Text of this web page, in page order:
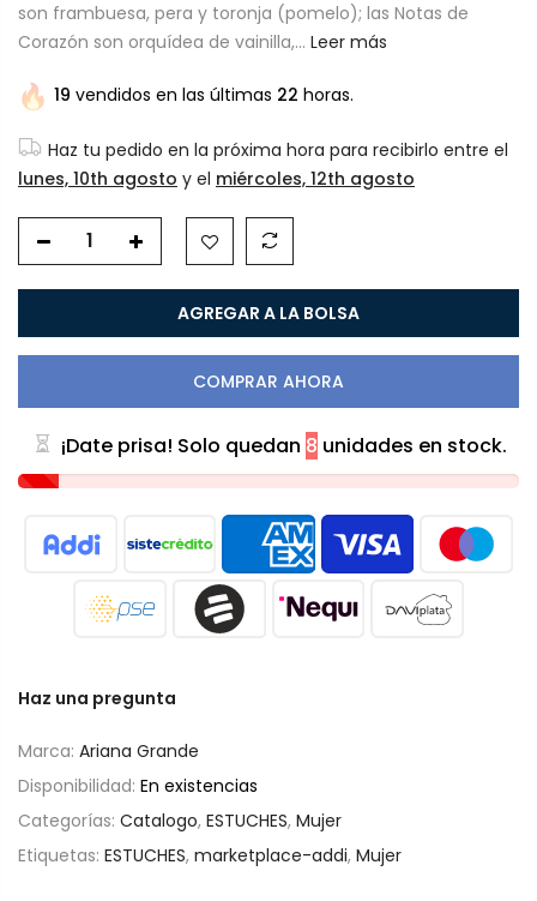
son frambuesa, pera y toronja (pomelo); las Notas de
Corazón son orquídea de vainilla,... Leer más
19 vendidos en las últimas 22 horas.
Haz tu pedido en la próxima hora para recibirlo entre el
lunes, 10th agosto y el miércoles, 12th agosto
AGREGAR A LA BOLSA
COMPRAR AHORA
¡Date prisa! Solo quedan 8 unidades en stock.
Haz una pregunta
Marca: Ariana Grande
Disponibilidad: En existencias
Categorías: Catalogo, ESTUCHES, Mujer
Etiquetas: ESTUCHES, marketplace-addi, Mujer